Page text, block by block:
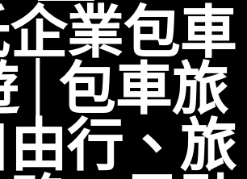
業包車
│包車旅
行、旅